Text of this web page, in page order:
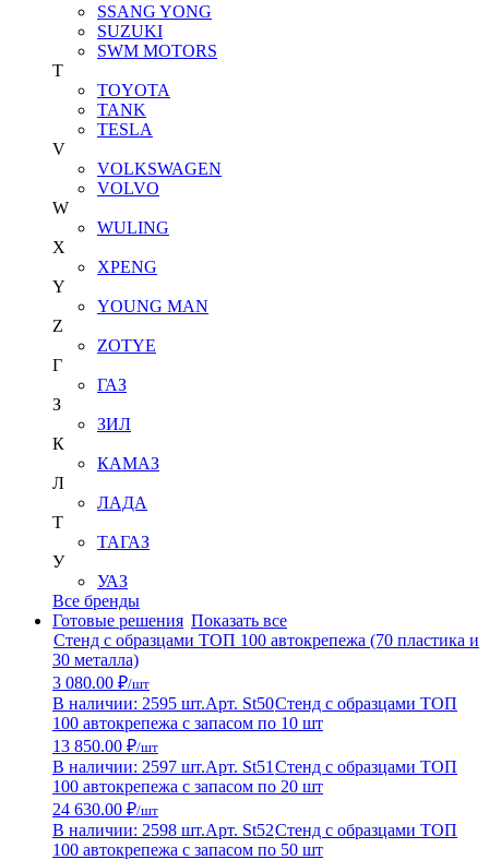
SSANG YONG
SUZUKI
SWM MOTORS
T
TOYOTA
TANK
TESLA
V
VOLKSWAGEN
VOLVO
W
WULING
X
XPENG
Y
YOUNG MAN
Z
ZOTYE
Г
ГАЗ
З
ЗИЛ
К
КАМАЗ
Л
ЛАДА
Т
ТАГАЗ
У
УАЗ
Все бренды
Готовые решения Показать все
Стенд с образцами ТОП 100 автокрепежа (70 пластика и
30 металла)
3 080.00 ₽/шт
В наличии: 2595 шт.Арт. St50Стенд с образцами ТОП
100 автокрепежа с запасом по 10 шт
13 850.00 ₽/шт
В наличии: 2597 шт.Арт. St51 Стенд с образцами ТОП
100 автокрепежа с запасом по 20 шт
24 630.00 ₽/шт
В наличии: 2598 шт.Арт. St52Стенд с образцами ТОП
100 автокрепежа с запасом по 50 шт